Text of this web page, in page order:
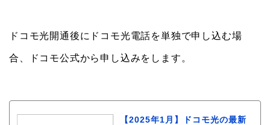
ドコモ光開通後にドコモ光電話を単独で申し込む場
合、ドコモ公式から申し込みをします。
【2025年1月】ドコモ光の最新